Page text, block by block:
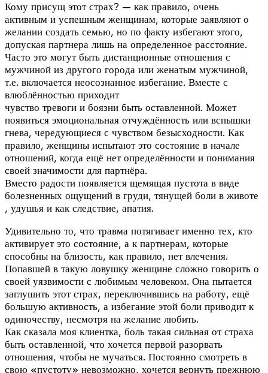
Кому присущ этот страх? — как правило, очень
активным и успешным женщинам, которые заявляют о
желании создать семью, но по факту избегают этого,
допуская партнера лишь на определенное расстояние.
Часто это могут быть дистанционные отношения с
мужчиной из другого города или женатым мужчиной,
т.е. включается неосознанное избегание. Вместе с
влюблённостью приходит
чувство тревоги и боязни быть оставленной. Может
появиться эмоциональная отчуждённость или вспышки
гнева, чередующиеся с чувством безысходности. Как
правило, женщины испытают это состояние в начале
отношений, когда ещё нет определённости и понимания
своей значимости для партнёра.
Вместо радости появляется щемящая пустота в виде
болезненных ощущений в груди, тянущей боли в животе
, удушья и как следствие, апатия.
Удивительно то, что травма потягивает именно тех, кто
активирует это состояние, а к партнерам, которые
способны на близость, как правило, нет влечения.
Попавшей в такую ловушку женщине сложно говорить о
своей уязвимости с любимым человеком. Она пытается
заглушить этот страх, переключившись на работу, ещё
большую активность, а избегание этой боли приводит к
одиночеству, несмотря на желание любить.
Как сказала моя клиентка, боль такая сильная от страха
быть оставленной, что хочется первой разорвать
отношения, чтобы не мучаться. Постоянно смотреть в
свою «пустоту» невозможно, хочется вернуть прежнюю